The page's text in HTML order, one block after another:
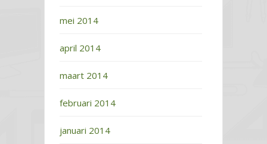
mei 2014
april 2014
maart 2014
februari 2014
januari 2014